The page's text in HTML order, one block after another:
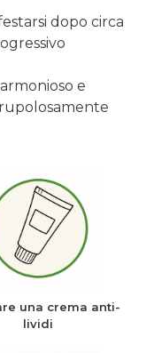
dopo circa
e
una crema anti-
lividi